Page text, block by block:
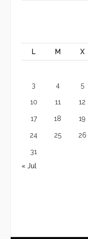
L M X
3 4 5
10 11 12
17 18 19
24 25 26
31
« Jul